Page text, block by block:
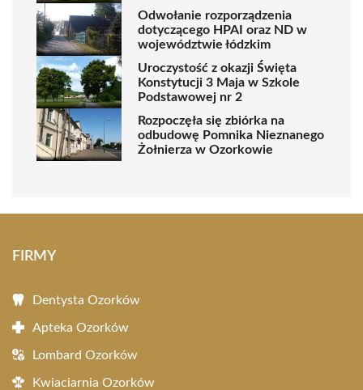
Odwołanie rozporządzenia
dotyczącego HPAI oraz ND w
województwie łódzkim
Uroczystość z okazji Święta
Konstytucji 3 Maja w Szkole
Podstawowej nr 2
Rozpoczęła się zbiórka na
odbudowę Pomnika Nieznanego
Żołnierza w Ozorkowie
FIRMY
Dentysta Ozorków
Apteka Ozorków
Lombard Ozorków
Kwiaciarnia Ozorków